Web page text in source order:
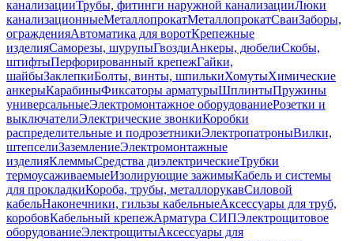
канализацииТрубы, фитинги наружной канализацииЛюки
канализационныеМеталлопрокатМеталлопрокатСваиЗаборы,
огражденияАвтоматика для воротКрепежные
изделияСаморезы, шурупыГвоздиАнкеры, дюбелиСкобы,
штифтыПерфорированный крепежГайки,
шайбыЗаклепкиБолты, винты, шпилькиХомутыХимические
анкерыКарабиныФиксаторы арматурыШплинтыПружины
универсальныеЭлектромонтажное оборудованиеРозетки и
выключателиЭлектрические звонкиКоробки
распределительные и подрозетникиЭлектропатроныВилки,
штепселиЗаземлениеЭлектромонтажные
изделияКлеммыСредства диэлектрическиеТрубки
термоусаживаемыеИзолирующие зажимыКабель и системы
для прокладкиКороба, трубы, металлорукавСиловой
кабельНаконечники, гильзы кабельныеАксессуары для труб,
коробовКабельный крепежАрматура СИПЭлектрощитовое
оборудованиеЭлектрощитыАксессуары для